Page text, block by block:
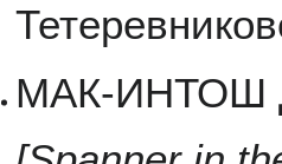
МАК-ИНТОШ